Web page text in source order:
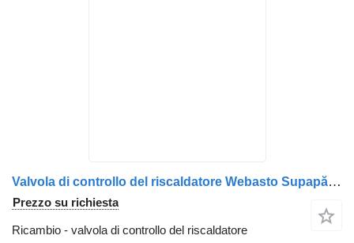
Valvola di controllo del riscaldatore Webasto Supapă de apă pentru încălzitor de cabină per camion Webasto Made in Germany E1 10R-06 9306
Prezzo su richiesta
Ricambio - valvola di controllo del riscaldatore